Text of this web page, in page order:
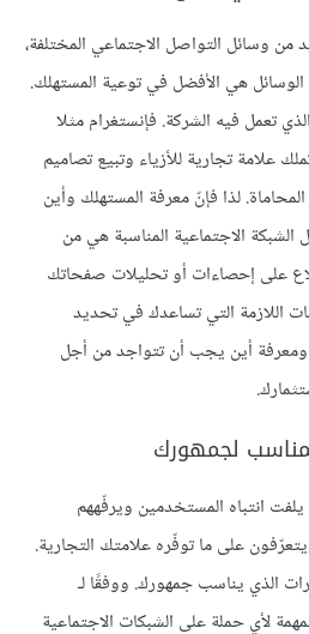
من وسائل التواصل الاجتماعي المختلفة،
هي الأفضل في توعية المستهلك.
تعمل فيه الشركة. فإنستغرام مثلا
علامة تجارية للأزياء وتبيع تصاميم
لذا فإنّ معرفة المستهلك وأين
الاجتماعية المناسبة هي من
على إحصاءات أو تحليلات صفحاتك
اللازمة التي تساعدك في تحديد
ومعرفة أين يجب أن تتواجد من أجل
انتباه المستخدمين ويرفّههم
على ما توفّره علامتك التجارية.
الذي يناسب جمهورك. ووفقًا لـ
لأي حملة على الشبكات الاجتماعية